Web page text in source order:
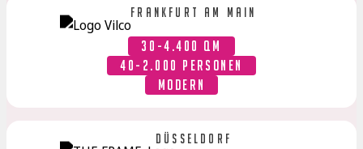
Frankfurt am Main
30-4.400 QM
40-2.000 PERSONEN
MODERN
Düsseldorf